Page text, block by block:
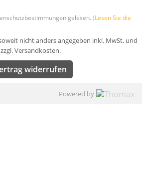
gelesen. (Lesen Sie die
nicht anders angegeben inkl. MwSt. und
zzgl. Versandkosten.
widerrufen
Powered by